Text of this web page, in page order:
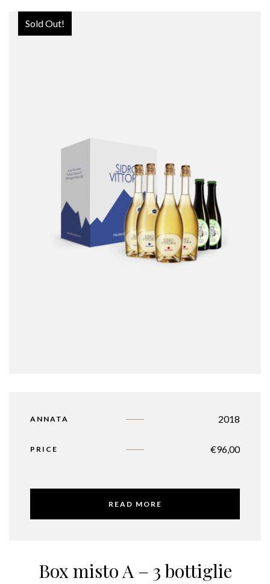
Sold Out!
ANNATA 2018
PRICE €96,00
READ MORE
Box misto A – 3 bottiglie